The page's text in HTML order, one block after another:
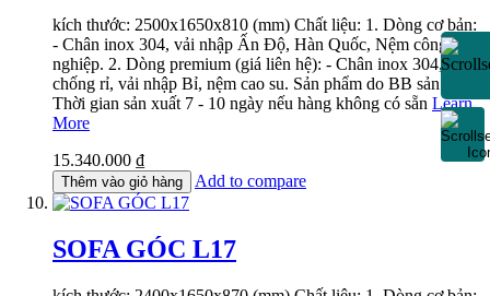
kích thước: 2500x1650x810 (mm) Chất liệu: 1. Dòng cơ bản:
- Chân inox 304, vải nhập Ấn Độ, Hàn Quốc, Nệm công
nghiệp. 2. Dòng premium (giá liên hệ): - Chân inox 304,
chống rỉ, vải nhập Bỉ, nệm cao su. Sản phẩm do BB sản xuất.
Thời gian sản xuất 7 - 10 ngày nếu hàng không có sẵn Learn
More
15.340.000 ₫
Thêm vào giỏ hàng Add to compare
SOFA GÓC L17